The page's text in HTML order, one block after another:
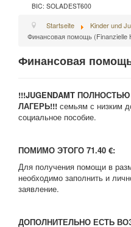
BIC: SOLADEST600
Startseite Kinder und
Финансовая помощь (Finanzielle
Финансовая
!!!JUGENDAMT ПОЛНОСТЬЮ
ЛАГЕРЬ!!! семьям с низким
социальное пособие.
ПОМИМО ЭТОГО 71.40 €:
Для получения помощи в
необходимо заполнить и
заявление.
ДОПОЛНИТЕЛЬНО ЕСТЬ